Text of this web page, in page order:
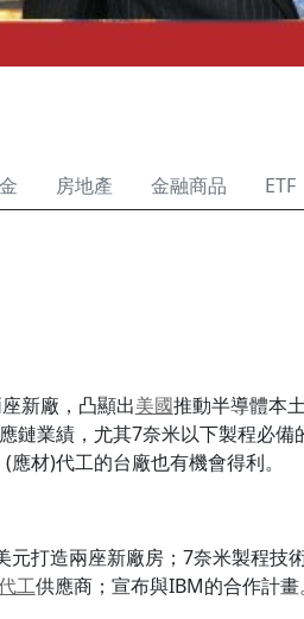
房地產 金融商品 ETF
新廠，凸顯出美國推動半導體本
鏈業績，尤其7奈米以下製程必備
材)代工的台廠也有機會得利。
打造兩座新廠房；7奈米製程技
工供應商；宣布與IBM的合作計畫。